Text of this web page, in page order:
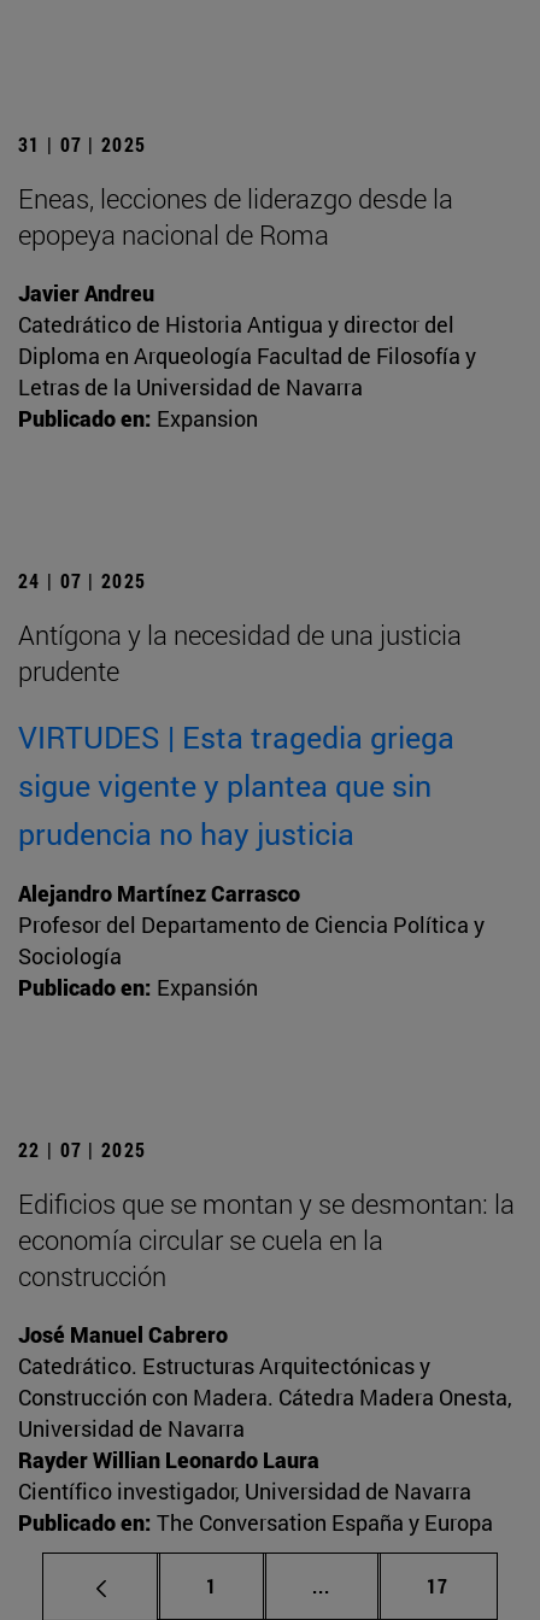
31 | 07 | 2025
Eneas, lecciones de liderazgo desde la
epopeya nacional de Roma
Javier Andreu
Catedrático de Historia Antigua y director del
Diploma en Arqueología Facultad de Filosofía y
Letras de la Universidad de Navarra
Publicado en: Expansion
24 | 07 | 2025
Antígona y la necesidad de una justicia
prudente
VIRTUDES | Esta tragedia griega
sigue vigente y plantea que sin
prudencia no hay justicia
Alejandro Martínez Carrasco
Profesor del Departamento de Ciencia Política y
Sociología
Publicado en: Expansión
22 | 07 | 2025
Edificios que se montan y se desmontan: la
economía circular se cuela en la
construcción
José Manuel Cabrero
Catedrático. Estructuras Arquitectónicas y
Construcción con Madera. Cátedra Madera Onesta,
Universidad de Navarra
Rayder Willian Leonardo Laura
Científico investigador, Universidad de Navarra
Publicado en: The Conversation España y Europa
Página
1 ... Páginas intermedias
Página
17